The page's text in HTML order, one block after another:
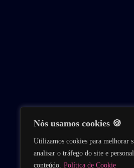
Nós usamos cookies 🍪
Utilizamos cookies para melhorar
analisar o tráfego do site e
conteúdo. Política de Cookie